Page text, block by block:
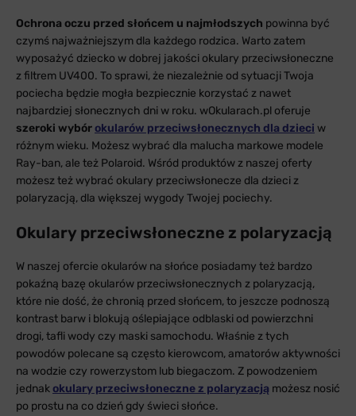
Ochrona oczu przed słońcem u najmłodszych powinna być
czymś najważniejszym dla każdego rodzica. Warto zatem
wyposażyć dziecko w dobrej jakości okulary przeciwsłoneczne
z filtrem UV400. To sprawi, że niezależnie od sytuacji Twoja
pociecha będzie mogła bezpiecznie korzystać z nawet
najbardziej słonecznych dni w roku. wOkularach.pl oferuje
szeroki wybórokularów przeciwsłonecznych dla dzieci w
różnym wieku. Możesz wybrać dla malucha markowe modele
Ray-ban, ale też Polaroid. Wśród produktów z naszej oferty
możesz też wybrać okulary przeciwsłonecze dla dzieci z
polaryzacją, dla większej wygody Twojej pociechy.
Okulary przeciwsłoneczne z polaryzacją
W naszej ofercie okularów na słońce posiadamy też bardzo
pokaźną bazę okularów przeciwsłonecznych z polaryzacją,
które nie dość, że chronią przed słońcem, to jeszcze podnoszą
kontrast barw i blokują oślepiające odblaski od powierzchni
drogi, tafli wody czy maski samochodu. Właśnie z tych
powodów polecane są często kierowcom, amatorów aktywności
na wodzie czy rowerzystom lub biegaczom. Z powodzeniem
jednakokulary przeciwsłoneczne z polaryzacją możesz nosić
po prostu na co dzień gdy świeci słońce.